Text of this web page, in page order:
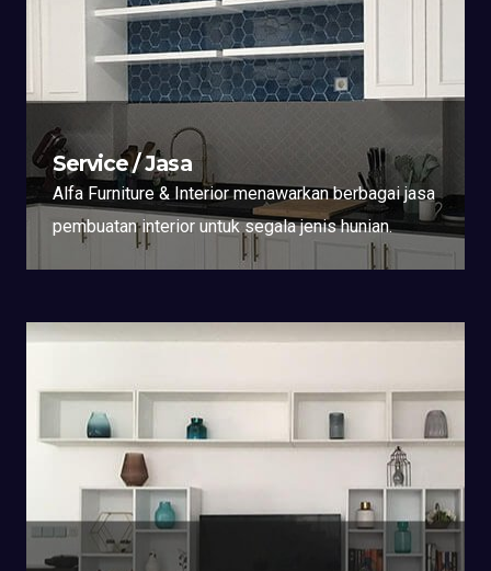
Service / Jasa
Alfa Furniture & Interior menawarkan berbagai jasa
pembuatan interior untuk segala jenis hunian.